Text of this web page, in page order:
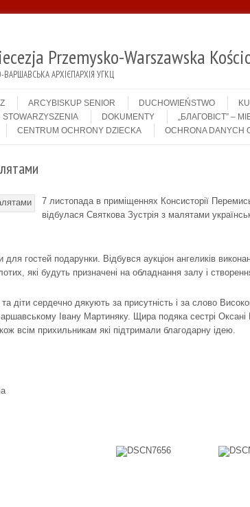
Przemysko-Warszawska
АРХІЄПАРХІЯ УГКЦ
ARCYBISKUP SENIOR DUCHOWIEŃSTWO
STOWARZYSZENIA DOKUMENTY „БЛАГОВІСТ” –
CENTRUM OCHRONY DZIECKA OCHRONA DANYCH
7 листопада в приміщеннях Консисторії
відбулася Святкова Зустрія з малятами
для гостей подарунки. Відбувся аукціон ангеликів
які будуть призначені на обладнання залу і
та діти сердечно дякують за присутність і за слово
Івану Мартиняку. Щира подяка сестрі
всім прихильникам які підтримали благодарну ідею.